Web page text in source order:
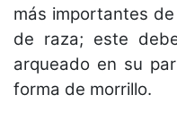
más importantes
de raza; este
arqueado en su
forma de morrillo.